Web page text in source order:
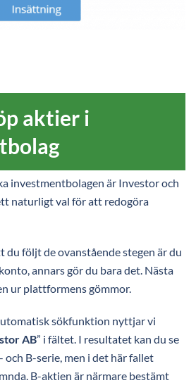
aktier i
investmentbolagen är Investor och
naturligt val för att redogöra
följt de ovanstående stegen är du
annars gör du bara det. Nästa
ur plattformens gömmor.
sökfunktion nyttjar vi
AB” i fältet. I resultatet kan du se
och B-serie, men i det här fallet
B-aktien är närmare bestämt